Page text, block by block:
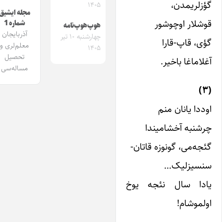
اوچوشور
قاپ-قارا
باخیر.
یانان منم
آخشامیندا
گونوزه قاتان-
سال نئجه یوخ
۱۴۰۵
هوپ‌هوپ‌نامه
چهارشنبه ۱۰ تیر
۱۴۰۵
مجله ایشیق
شماره 1
آذربایجان
معلم‌لری و
تحصیل
مساله‌سی